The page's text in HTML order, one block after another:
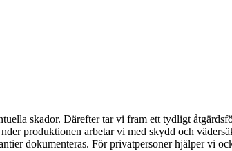
skador. Därefter tar vi fram ett tydligt
produktionen arbetar vi med skydd och
dokumenteras. För privatpersoner hjälper vi